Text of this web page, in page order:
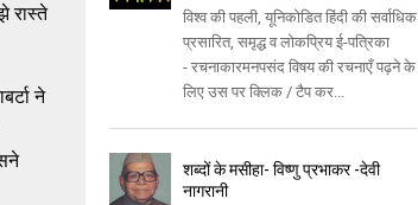
रास्ते
ने
विश्व की पहली, यूनिकोडित हिंदी की सर्वाधिक
प्रसारित, समृद्ध व लोकप्रिय ई-पत्रिका
- रचनाकारमनपसंद विषय की रचनाएँ पढ़ने के
लिए उस पर क्लिक / टैप कर...
शब्दों के मसीहा- विष्णु प्रभाकर -देवी
नागरानी